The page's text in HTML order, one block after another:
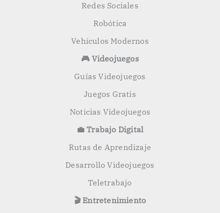
Redes Sociales
Robótica
Vehículos Modernos
🎮 Videojuegos
Guías Videojuegos
Juegos Gratis
Noticias Videojuegos
💼 Trabajo Digital
Rutas de Aprendizaje
Desarrollo Videojuegos
Teletrabajo
🎬 Entretenimiento